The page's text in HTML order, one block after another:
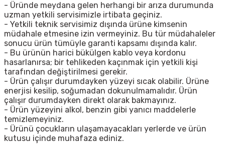
- Üründe meydana gelen herhangi bir arıza durumunda
uzman yetkili servisimizle irtibata geçiniz.
- Yetkili teknik servisimiz dışında ürüne kimsenin
müdahale etmesine izin vermeyiniz. Bu tür müdahaleler
sonucu ürün tümüyle garanti kapsamı dışında kalır.
- Bu ürünün harici bükülgen kablo veya kordonu
hasarlanırsa; bir tehlikeden kaçınmak için yetkili kişi
tarafından değiştirilmesi gerekir.
- Ürün çalışır durumdayken yüzeyi sıcak olabilir. Ürüne
enerjisi kesilip, soğumadan dokunulmamalıdır. Ürün
çalışır durumdayken direkt olarak bakmayınız.
- Ürün yüzeyini alkol, benzin gibi yanıcı maddelerle
temizlemeyiniz.
- Ürünü çocukların ulaşamayacakları yerlerde ve ürün
kutusu içinde muhafaza ediniz.